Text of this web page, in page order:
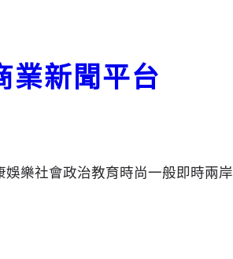
業新聞平台
娛樂社會政治教育時尚一般即時兩岸